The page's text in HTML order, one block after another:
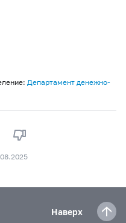
Департамент денежно-
Наверх